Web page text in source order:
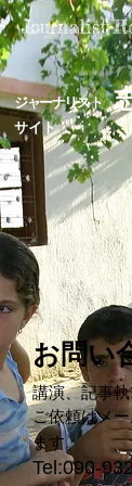
Journalist
​ジャーナリスト
サイト​
お問い
講演、記事
ご依頼はメ
ます。
Tel:090-